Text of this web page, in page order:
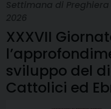
XXXVII
sviluppo del
Cattolici ed